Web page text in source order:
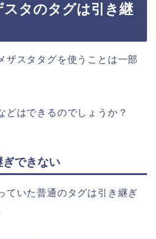
タのタグは引き継
ザスタタグを使うことは一部
どはできるのでしょうか？
できない
ていた普通のタグは引き継ぎ